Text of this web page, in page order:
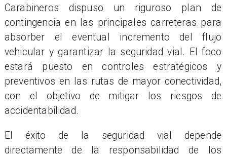
Carabineros dispuso un riguroso plan de
contingencia en las principales carreteras para
absorber el eventual incremento del flujo
vehicular y garantizar la seguridad vial. El foco
estará puesto en controles estratégicos y
preventivos en las rutas de mayor conectividad,
con el objetivo de mitigar los riesgos de
accidentabilidad.
El éxito de la seguridad vial depende
directamente de la responsabilidad de los